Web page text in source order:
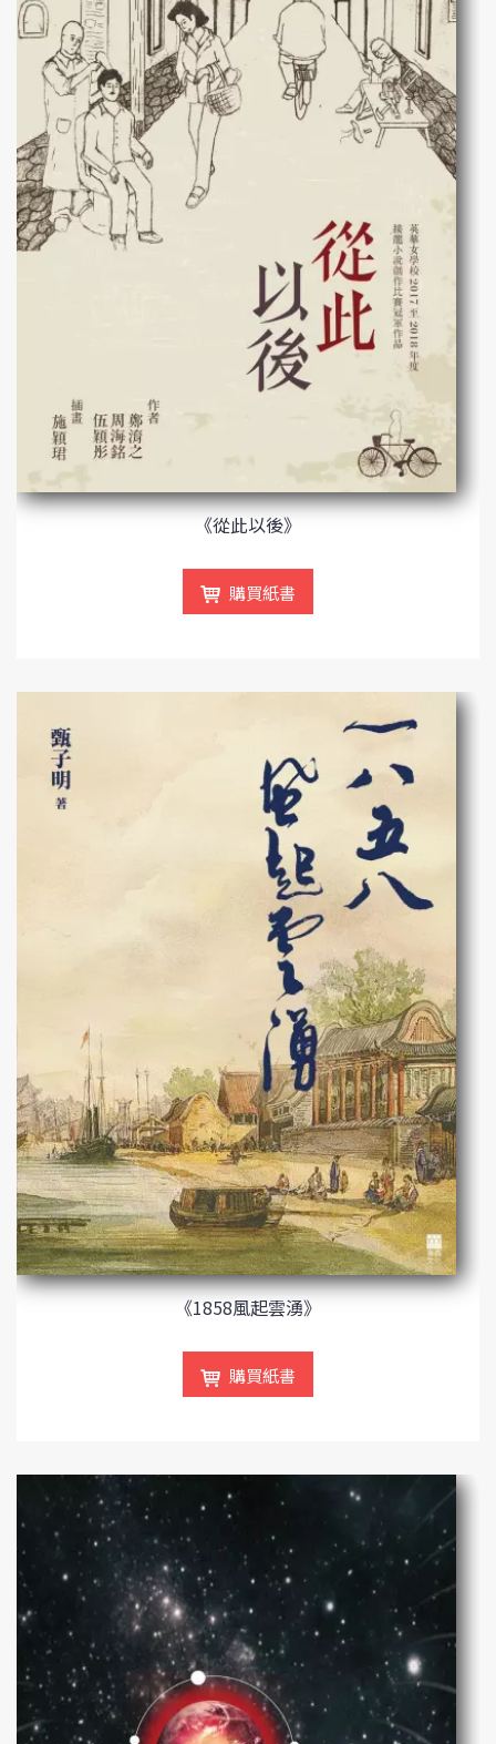
《從此以後》
購買紙書
《1858風起雲湧》
購買紙書